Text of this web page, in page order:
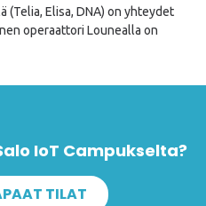
(Telia, Elisa, DNA) on yhteydet
operaattori Lounealla on
IoT Campukselta?
TILAT